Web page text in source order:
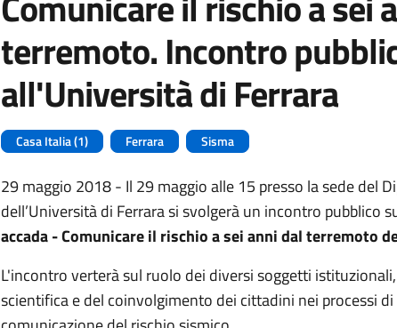
terremoto. Incontro
all'Università di Ferrara
Casa Italia (1) Ferrara Sisma
29 maggio 2018 - Il 29 maggio alle 15 presso la sede del
dell’Università di Ferrara si svolgerà un incontro pubblico
accada - Comunicare il rischio a sei anni dal terremoto
L'incontro verterà sul ruolo dei diversi soggetti
scientifica e del coinvolgimento dei cittadini nei processi